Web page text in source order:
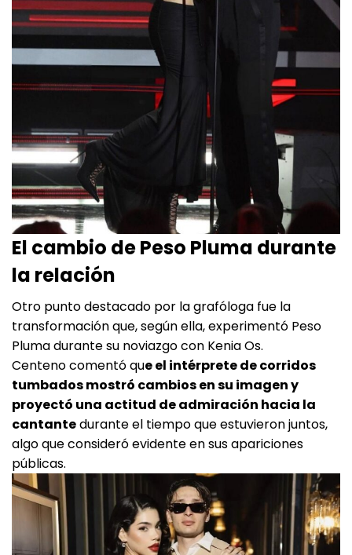
El cambio de Peso Pluma durante
la relación
Otro punto destacado por la grafóloga fue la
transformación que, según ella, experimentó Peso
Pluma durante su noviazgo con Kenia Os.
Centeno comentó que el intérprete de corridos
tumbados mostró cambios en su imagen y
proyectó una actitud de admiración hacia la
cantantedurante el tiempo que estuvieron juntos,
algo que consideró evidente en sus apariciones
públicas.